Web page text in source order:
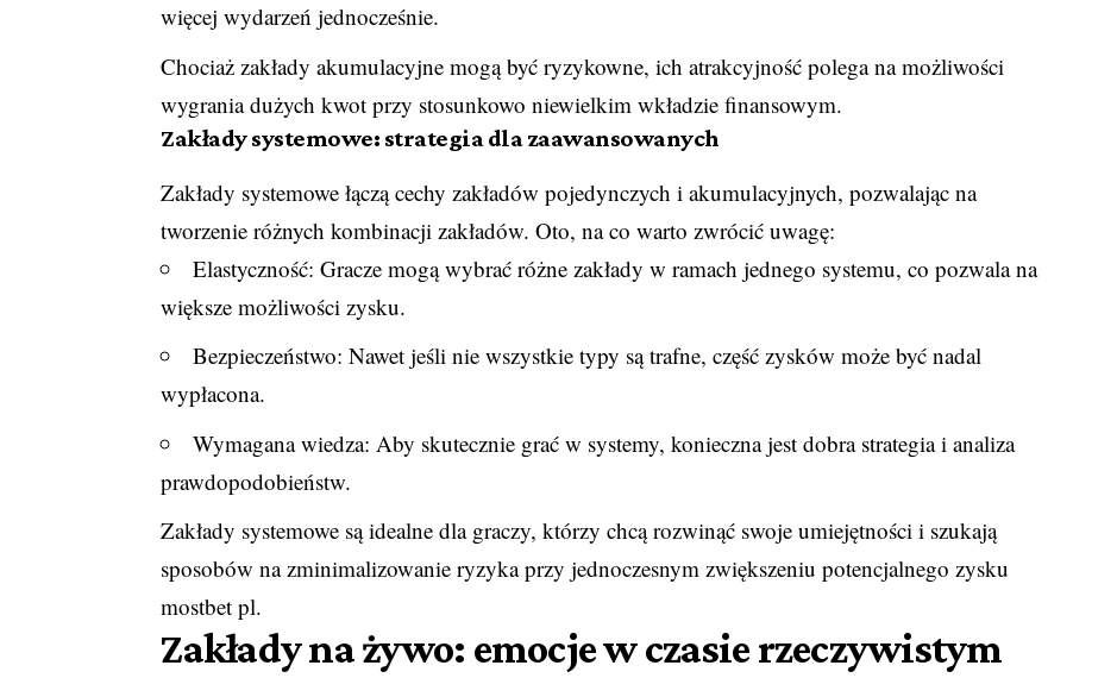
więcej wydarzeń jednocześnie.
Chociaż zakłady akumulacyjne mogą być ryzykowne, ich atrakcyjność polega na możliwości
wygrania dużych kwot przy stosunkowo niewielkim wkładzie finansowym.
Zakłady systemowe: strategia dla zaawansowanych
Zakłady systemowe łączą cechy zakładów pojedynczych i akumulacyjnych, pozwalając na
tworzenie różnych kombinacji zakładów. Oto, na co warto zwrócić uwagę:
Elastyczność: Gracze mogą wybrać różne zakłady w ramach jednego systemu, co pozwala na
większe możliwości zysku.
Bezpieczeństwo: Nawet jeśli nie wszystkie typy są trafne, część zysków może być nadal
wypłacona.
Wymagana wiedza: Aby skutecznie grać w systemy, konieczna jest dobra strategia i analiza
prawdopodobieństw.
Zakłady systemowe są idealne dla graczy, którzy chcą rozwinąć swoje umiejętności i szukają
sposobów na zminimalizowanie ryzyka przy jednoczesnym zwiększeniu potencjalnego zysku
mostbet pl.
Zakłady na żywo: emocje w czasie rzeczywistym